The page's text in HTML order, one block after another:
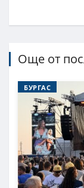
Още от
БУРГАС